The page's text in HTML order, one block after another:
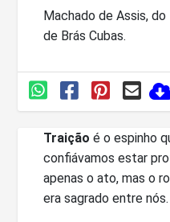
Machado de Assis,
de Brás Cubas.
Traição é o espinho
confiávamos estar
apenas o ato, mas o
era sagrado entre nós.